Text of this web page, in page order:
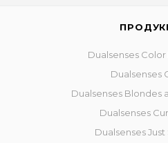
Dualsenses Color
Dualsenses
Dualsenses Blondes
Dualsenses
Dualsenses